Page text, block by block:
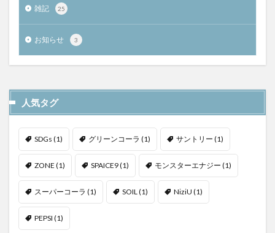
雑記 25
お知らせ 3
人気タグ
SDGs (1) グリーンコーラ (1) サントリー (1)
ZONE (1) SPAICE9(1) モンスターエナジー (1)
スーパーコーラ (1) SOIL (1) NiziU (1)
PEPSI (1)